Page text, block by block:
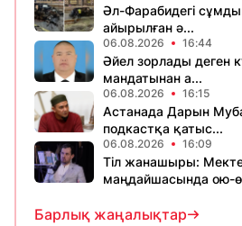
Әл-Фарабидегі
айырылған ә...
06.08.2026 16:44
Әйел зорлады деген
мандатынан а...
06.08.2026 16:15
Астанада Дарын
подкастқа қатыс...
06.08.2026 16:09
Тіл жанашыры:
маңдайшасында ою-
Барлық жаңалықтар